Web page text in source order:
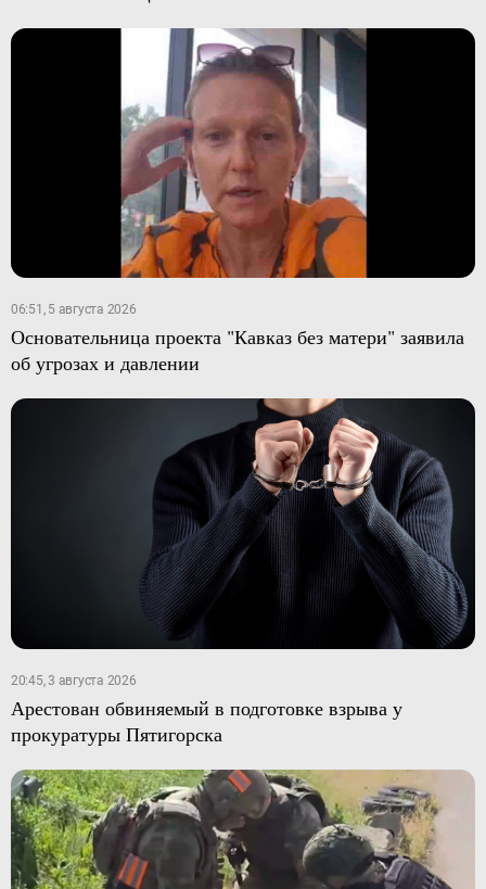
06:51, 5 августа 2026
Основательница проекта "Кавказ без матери" заявила
об угрозах и давлении
20:45, 3 августа 2026
Арестован обвиняемый в подготовке взрыва у
прокуратуры Пятигорска